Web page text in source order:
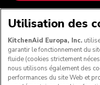
NOUS
Utilisation des
KitchenAid Europa, Inc.
garantir le fonctionnement du
fluide (cookies strictement
nous utilisons également des
performances du site Web et